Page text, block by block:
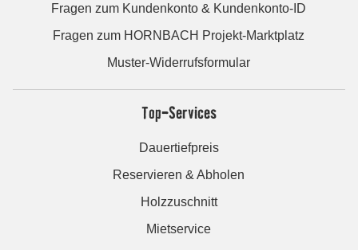
Fragen zum Kundenkonto & Kundenkonto-ID
Fragen zum HORNBACH Projekt-Marktplatz
Muster-Widerrufsformular
Top-Services
Dauertiefpreis
Reservieren & Abholen
Holzzuschnitt
Mietservice